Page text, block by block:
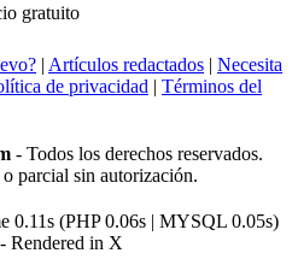
gratuito
| Artículos redactados | Necesita
de privacidad | Términos del
- Todos los derechos reservados.
parcial sin autorización.
0.11s (PHP 0.06s | MYSQL 0.05s)
Rendered in X